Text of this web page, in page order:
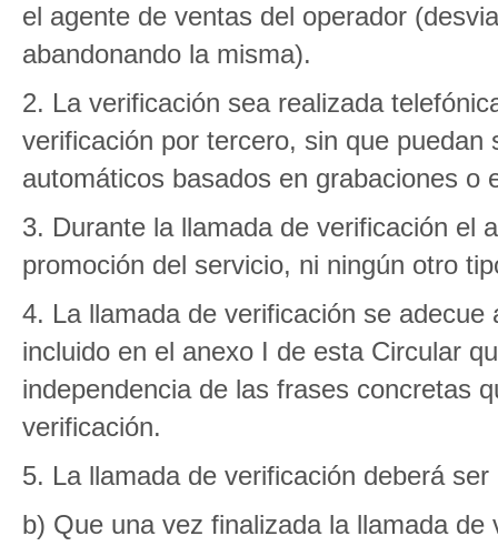
el agente de ventas del operador
abandonando la misma).
2. La verificación sea realizada
verificación por tercero, sin que
automáticos basados en grabaciones
3. Durante la llamada de verificación el
promoción del servicio, ni ningún otro
4. La llamada de verificación se
incluido en el anexo I de esta Circular
independencia de las frases concretas
verificación.
5. La llamada de verificación deberá
b) Que una vez finalizada la llamada